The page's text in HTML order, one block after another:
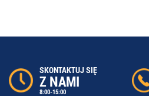
SKONTAKTUJ SIĘ
Z NAMI
8:00-15:00